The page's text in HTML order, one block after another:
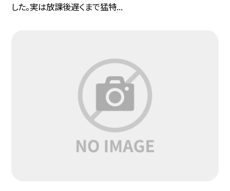
した。実は放課後遅くまで猛特...